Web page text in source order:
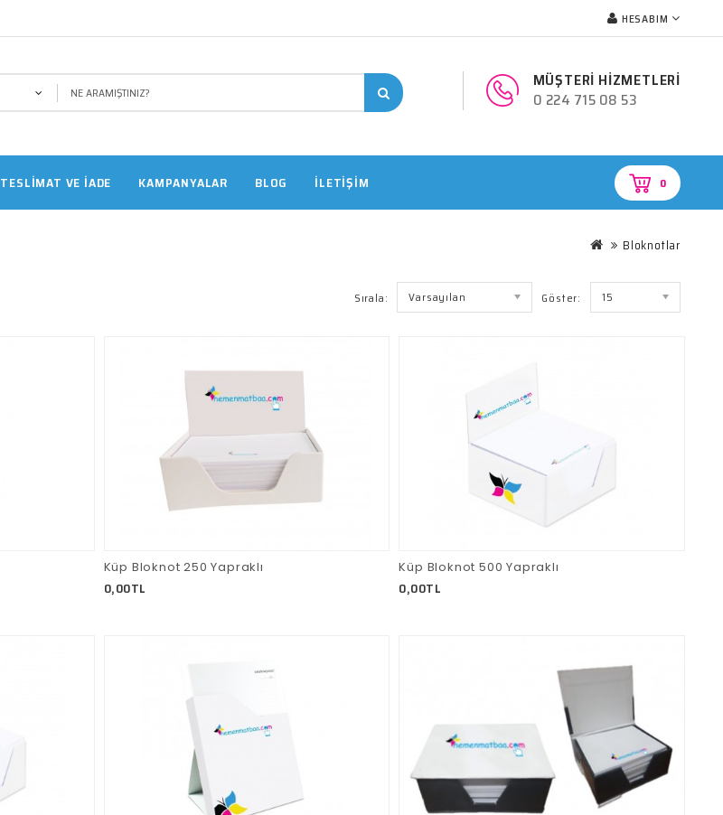
HESABIM
MÜŞTERİ HİZMETLERİ
0 224 715 08 53
TESLİMAT VE İADE KAMPANYALAR BLOG İLETIŞIM 0
Bloknotlar
Sırala: Varsayılan Göster: 15
Küp Bloknot 250 Yapraklı
0,00TL
Küp Bloknot 500 Yapraklı
0,00TL